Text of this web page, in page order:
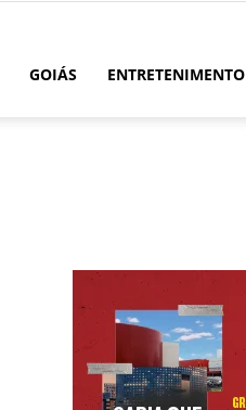
GOIÁS ENTRETENIMENTO